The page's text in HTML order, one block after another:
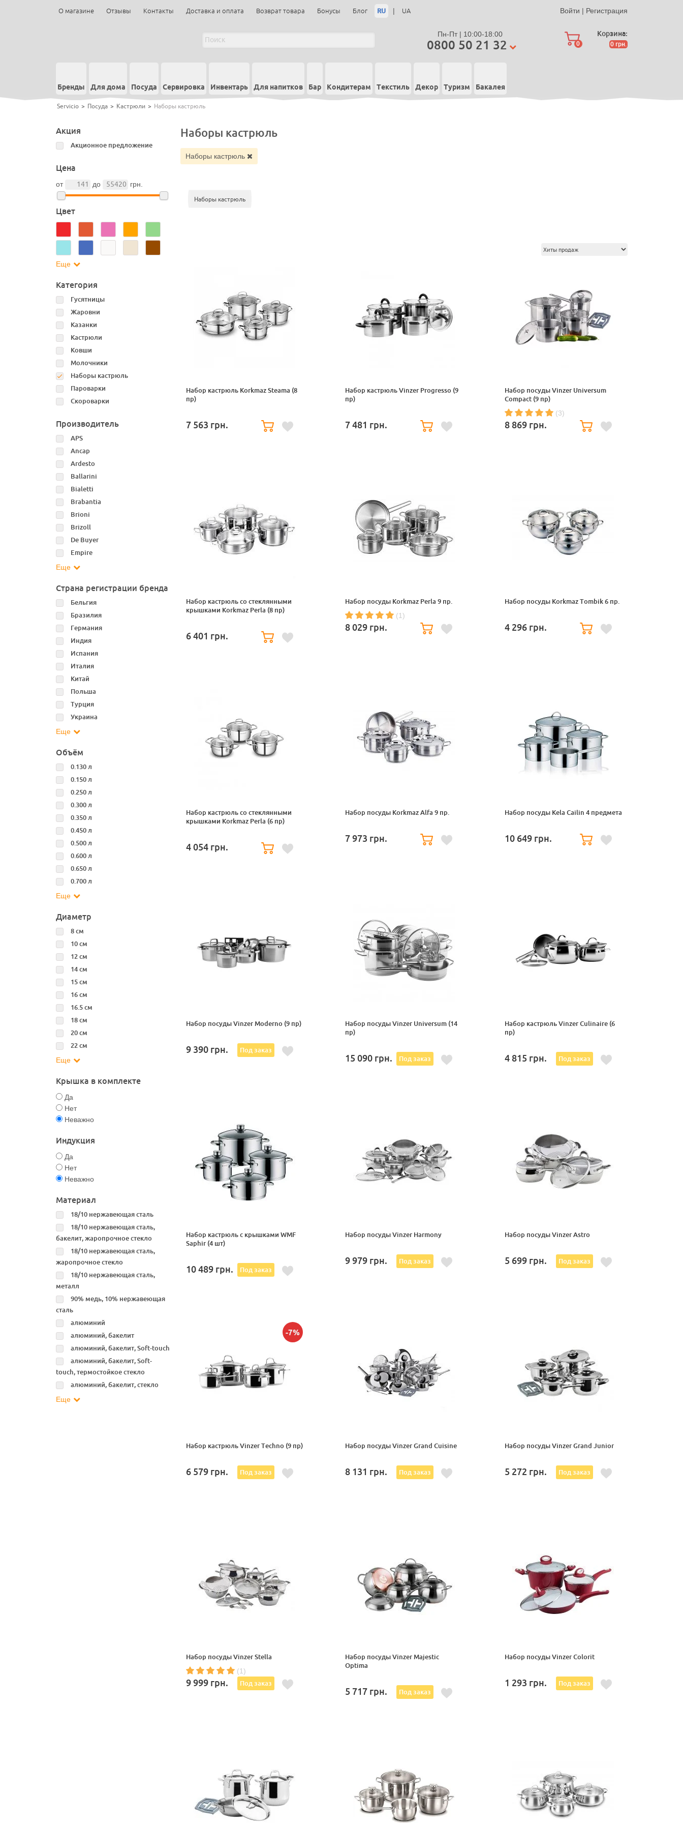
О магазине Отзывы Контакты Доставка и оплата Возврат товара Бонусы Блог RU | UA Войти | Регистрация
Пн-Пт | 10:00-18:00
0800 50 21 32 0
Корзина:
0 грн.
Бренды Для дома Посуда Сервировка Инвентарь Для напитков Бар Кондитерам Текстиль Декор Туризм Бакалея
Servicio > Посуда > Кастрюли > Наборы кастрюль
Акция
Акционное предложение
Цена
от до грн.
Цвет
Еще
Категория
Гусятницы
Жаровни
Казанки
Кастрюли
Ковши
Молочники
Наборы кастрюль
Пароварки
Скороварки
Производитель
APS
Ancap
Ardesto
Ballarini
Bialetti
Brabantia
Brioni
Brizoll
De Buyer
Empire
Еще
Страна регистрации бренда
Бельгия
Бразилия
Германия
Индия
Испания
Италия
Китай
Польша
Турция
Украина
Еще
Объём
0.130 л
0.150 л
0.250 л
0.300 л
0.350 л
0.450 л
0.500 л
0.600 л
0.650 л
0.700 л
Еще
Диаметр
8 см
10 см
12 см
14 см
15 см
16 см
16.5 см
18 см
20 см
22 см
Еще
Крышка в комплекте
Да
Нет
Неважно
Индукция
Да
Нет
Неважно
Материал
18/10 нержавеющая сталь
18/10 нержавеющая сталь,
бакелит, жаропрочное стекло
18/10 нержавеющая сталь,
жаропрочное стекло
18/10 нержавеющая сталь,
металл
90% медь, 10% нержавеющая
сталь
алюминий
алюминий, бакелит
алюминий, бакелит, Soft-touch
алюминий, бакелит, Soft-
touch, термостойкое стекло
алюминий, бакелит, стекло
Еще
Наборы кастрюль
Наборы кастрюль
Наборы кастрюль
Набор кастрюль Korkmaz Steama (8
пр)
7 563 грн.
Набор кастрюль Vinzer Progresso (9
пр)
7 481 грн.
Набор посуды Vinzer Universum
Compact (9 пр)
(3)
8 869 грн.
Набор кастрюль со стеклянными
крышками Korkmaz Perla (8 пр)
6 401 грн.
Набор посуды Korkmaz Perla 9 пр.
(1)
8 029 грн.
Набор посуды Korkmaz Tombik 6 пр.
4 296 грн.
Набор кастрюль со стеклянными
крышками Korkmaz Perla (6 пр)
4 054 грн.
Набор посуды Korkmaz Alfa 9 пр.
7 973 грн.
Набор посуды Kela Cailin 4 предмета
10 649 грн.
Набор посуды Vinzer Moderno (9 пр)
9 390 грн. Под заказ
Набор посуды Vinzer Universum (14
пр)
15 090 грн. Под заказ
Набор кастрюль Vinzer Culinaire (6
пр)
4 815 грн. Под заказ
Набор кастрюль с крышками WMF
Saphir (4 шт)
10 489 грн. Под заказ
Набор посуды Vinzer Harmony
9 979 грн. Под заказ
Набор посуды Vinzer Astro
5 699 грн. Под заказ
-7%
Набор кастрюль Vinzer Techno (9 пр)
6 579 грн. Под заказ
Набор посуды Vinzer Grand Cuisine
8 131 грн. Под заказ
Набор посуды Vinzer Grand Junior
5 272 грн. Под заказ
Набор посуды Vinzer Stella
(1)
9 999 грн. Под заказ
Набор посуды Vinzer Majestic
Optima
5 717 грн. Под заказ
Набор посуды Vinzer Colorit
1 293 грн. Под заказ